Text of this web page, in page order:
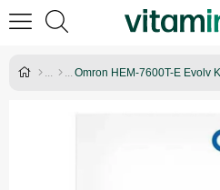
Omron HEM-7600T-E Evolv